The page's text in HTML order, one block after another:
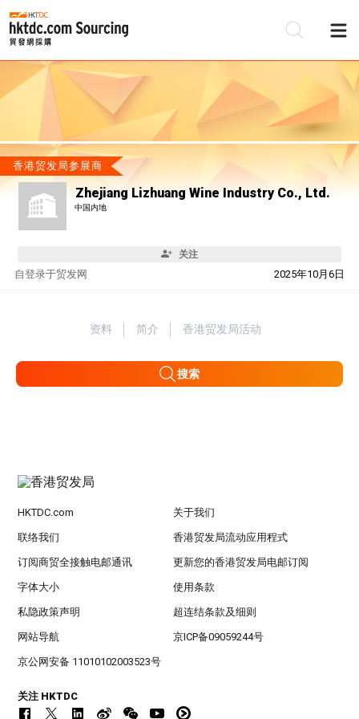
香港贸发局参展商
Zhejiang Lizhuang Wine Industry Co., Ltd.
中国内地
关注
自 2025年10月6日
登录于贸发网
资料 简介 香港贸发局活动
搜索
HKTDC.com 关于我们
联络我们 香港贸发局流动应用程式
订阅商贸全接触电邮通讯 更新您的香港贸发局电邮订阅
字体大小 使用条款
私隐政策声明 超连结条款及细则
网站导航 京ICP备09059244号
京公网安备 11010102003523号
关注 HKTDC